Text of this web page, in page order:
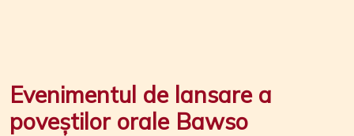
Evenimentul de lansare a
poveștilor orale Bawso